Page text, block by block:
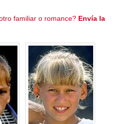
familiar o romance? Envía la